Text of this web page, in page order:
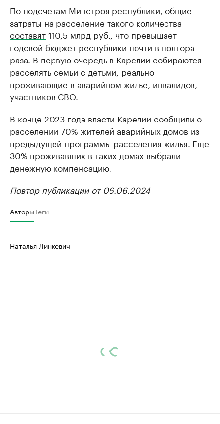
По подсчетам Минстроя республики, общие
затраты на расселение такого количества
составят110,5 млрд руб., что превышает
годовой бюджет республики почти в полтора
раза. В первую очередь в Карелии собираются
расселять семьи с детьми, реально
проживающие в аварийном жилье, инвалидов,
участников СВО.
В конце 2023 года власти Карелии сообщили о
расселении 70% жителей аварийных домов из
предыдущей программы расселения жилья. Еще
30% проживавших в таких домах выбрали
денежную компенсацию.
Повтор публикации от 06.06.2024
АвторыТеги
Наталья Линкевич